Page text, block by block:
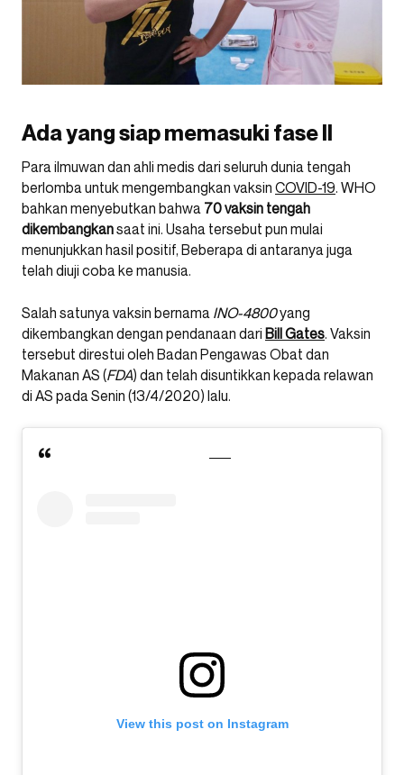
Ada yang siap memasuki fase II
Para ilmuwan dan ahli medis dari seluruh dunia tengah
berlomba untuk mengembangkan vaksin COVID-19. WHO
bahkan menyebutkan bahwa 70 vaksin tengah
dikembangkansaat ini. Usaha tersebut pun mulai
menunjukkan hasil positif, Beberapa di antaranya juga
telah diuji coba ke manusia.
Salah satunya vaksin bernama INO-4800yang
dikembangkan dengan pendanaan dari Bill Gates. Vaksin
tersebut direstui oleh Badan Pengawas Obat dan
Makanan AS (FDA) dan telah disuntikkan kepada relawan
di AS pada Senin (13/4/2020) lalu.
View this post on Instagram